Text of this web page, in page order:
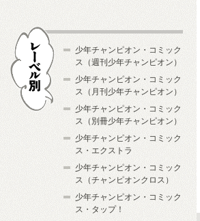
少年チャンピオン・コミック
ス（週刊少年チャンピオン）
少年チャンピオン・コミック
ス（月刊少年チャンピオン）
少年チャンピオン・コミック
ス（別冊少年チャンピオン）
少年チャンピオン・コミック
ス・エクストラ
少年チャンピオン・コミック
ス（チャンピオンクロス）
少年チャンピオン・コミック
ス・タップ！